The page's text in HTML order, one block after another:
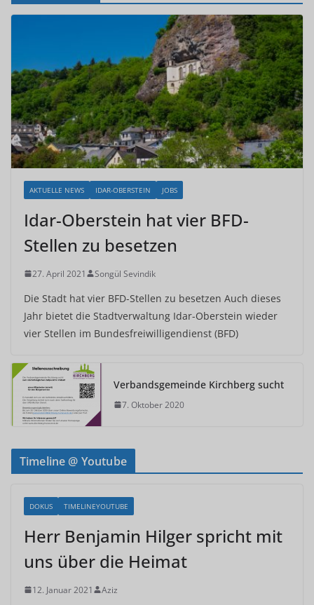
AKTUELLE NEWS IDAR-OBERSTEIN JOBS
Idar-Oberstein hat vier BFD-
Stellen zu besetzen
27. April 2021 Songül Sevindik
Die Stadt hat vier BFD-Stellen zu besetzen Auch dieses
Jahr bietet die Stadtverwaltung Idar-Oberstein wieder
vier Stellen im Bundesfreiwilligendienst (BFD)
Verbandsgemeinde Kirchberg sucht
7. Oktober 2020
Timeline @ Youtube
DOKUS TIMELINEYOUTUBE
Herr Benjamin Hilger spricht mit
uns über die Heimat
12. Januar 2021 Aziz